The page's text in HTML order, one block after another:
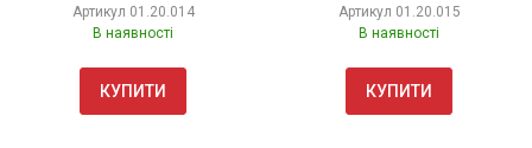
Артикул 01.20.014
В наявності
КУПИТИ
Артикул 01.20.015
В наявності
КУПИТИ